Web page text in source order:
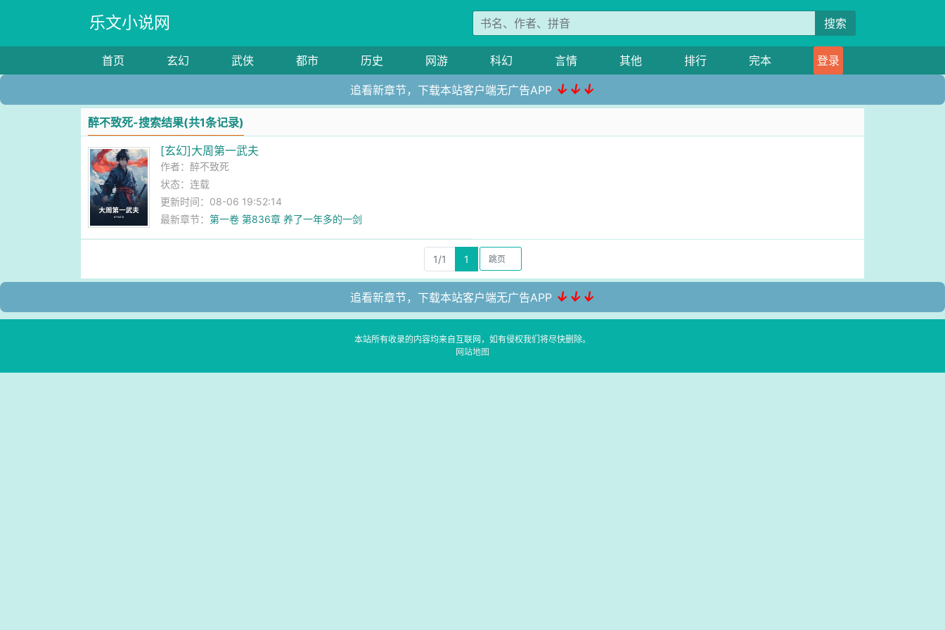
乐文小说网 搜索
首页 玄幻 武侠 都市 历史 网游 科幻 言情 其他 排行 完本 登录
追看新章节，下载本站客户端无广告APP ↓↓↓
醉不致死-搜索结果(共1条记录)
[玄幻]大周第一武夫
作者：醉不致死
状态：连载
更新时间：08-06 19:52:14
最新章节：第一卷 第836章 养了一年多的一剑
1/1 1
追看新章节，下载本站客户端无广告APP ↓↓↓
本站所有收录的内容均来自互联网，如有侵权我们将尽快删除。
网站地图